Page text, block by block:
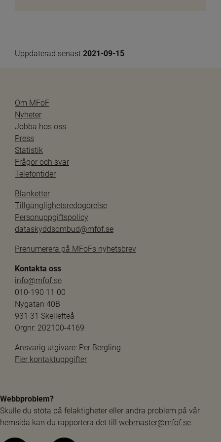
Uppdaterad senast 2021-09-15
Om MFoF
Nyheter
Jobba hos oss
Press
Statistik
Frågor och svar
Telefontider
Blanketter
Tillgänglighetsredogörelse
Personuppgiftspolicy
dataskyddsombud@mfof.se
Prenumerera på MFoFs nyhetsbrev
Kontakta oss
info@mfof.se
010-190 11 00
Nygatan 40B
931 31 Skellefteå
Orgnr: 202100-4169
Ansvarig utgivare: Per Bergling
Fler kontaktuppgifter
Webbproblem?
Skulle du stöta på felaktigheter eller andra problem på vår
hemsida kan du rapportera det till webmaster@mfof.se